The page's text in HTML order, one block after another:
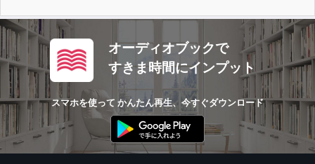
オーディオブックで
すきま時間にインプット
スマホを使って かんたん再生、今すぐダウンロード